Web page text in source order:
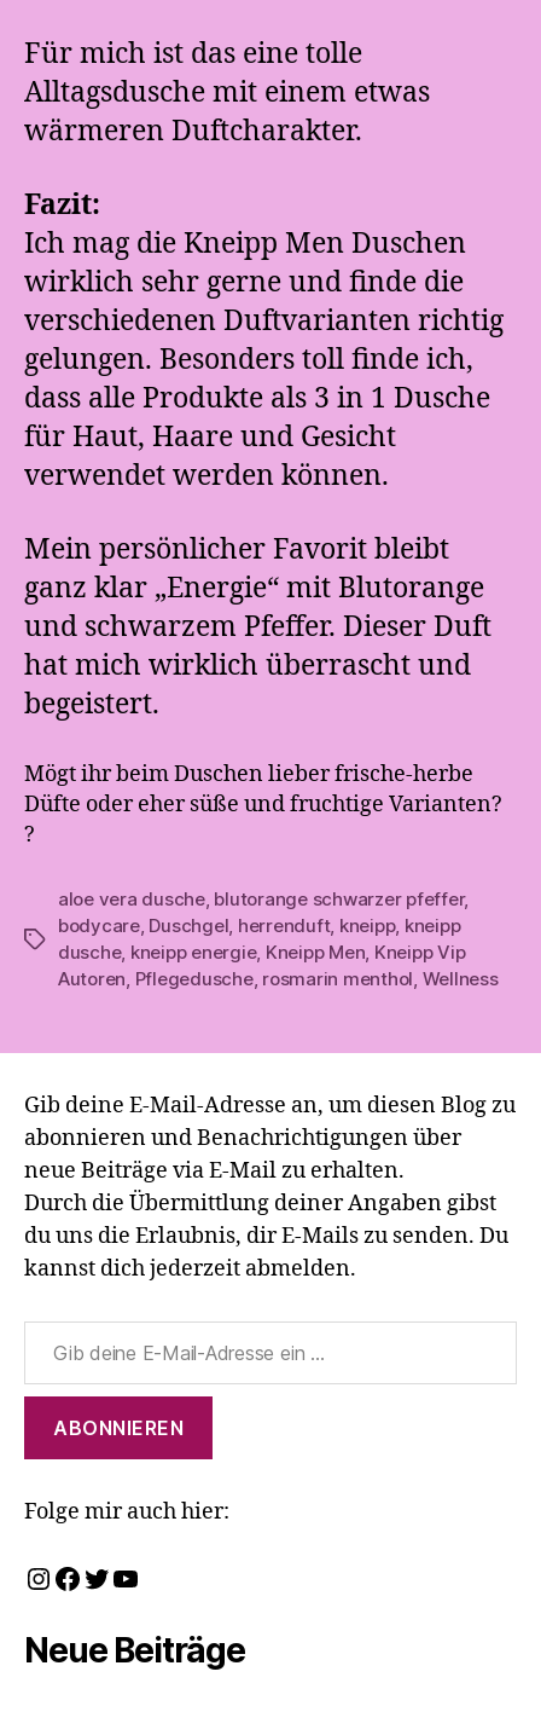
Für mich ist das eine tolle
Alltagsdusche mit einem etwas
wärmeren Duftcharakter.
Fazit:
Ich mag die Kneipp Men Duschen
wirklich sehr gerne und finde die
verschiedenen Duftvarianten richtig
gelungen. Besonders toll finde ich,
dass alle Produkte als 3 in 1 Dusche
für Haut, Haare und Gesicht
verwendet werden können.
Mein persönlicher Favorit bleibt
ganz klar „Energie“ mit Blutorange
und schwarzem Pfeffer. Dieser Duft
hat mich wirklich überrascht und
begeistert.
Mögt ihr beim Duschen lieber frische-herbe
Düfte oder eher süße und fruchtige Varianten?
?
Schlagwörter
aloe vera dusche, blutorange schwarzer pfeffer,
bodycare, Duschgel herrenduft, kneipp, kneipp
dusche, kneipp energie, Kneipp Men Kneipp Vip
Autoren Pflegedusche, rosmarin menthol Wellness
Gib deine E-Mail-Adresse an, um diesen Blog zu
abonnieren und Benachrichtigungen über
neue Beiträge via E-Mail zu erhalten.
Durch die Übermittlung deiner Angaben gibst
du uns die Erlaubnis, dir E-Mails zu senden. Du
kannst dich jederzeit abmelden.
Gib deine E-Mail-Adresse ein ...
ABONNIEREN
Folge mir auch hier:
Instagram
Facebook
Twitter
YouTube
Neue Beiträge